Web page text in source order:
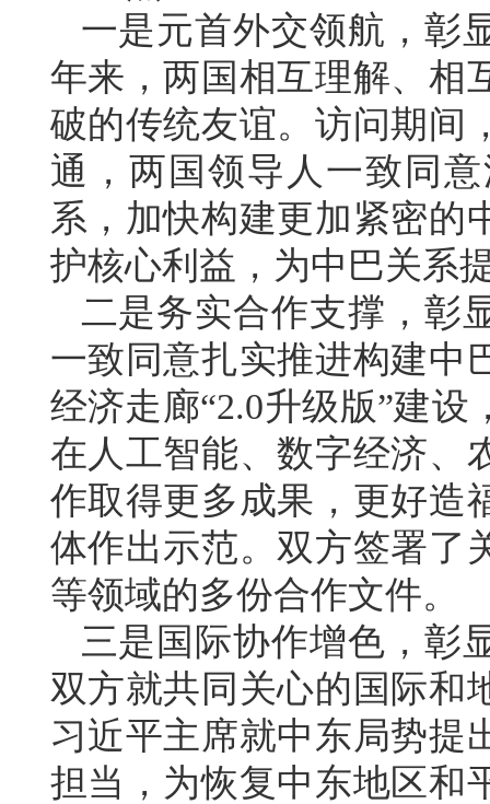
一是元首外交领航，彰
年来，两国相互理解、相
破的传统友谊。访问期间
通，两国领导人一致同
系，加快构建更加紧密的
护核心利益，为中巴关系
二是务实合作支撑，彰
一致同意扎实推进构建中
经济走廊“2.0升级版”建
在人工智能、数字经济、
作取得更多成果，更好造
体作出示范。双方签署了
等领域的多份合作文件。
三是国际协作增色，彰
双方就共同关心的国际和
习近平主席就中东局势提
担当，为恢复中东地区和